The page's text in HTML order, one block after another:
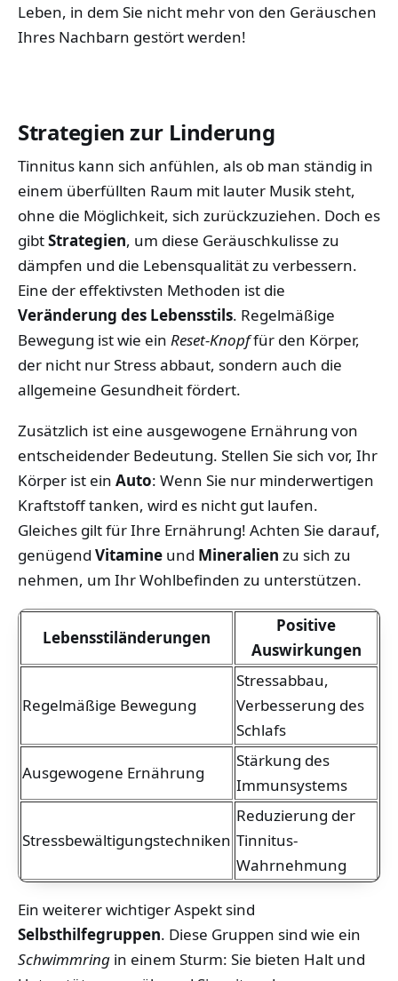
Leben, in dem Sie nicht mehr von den Geräuschen
Ihres Nachbarn gestört werden!
Strategien zur Linderung
Tinnitus kann sich anfühlen, als ob man ständig in
einem überfüllten Raum mit lauter Musik steht,
ohne die Möglichkeit, sich zurückzuziehen. Doch es
gibtStrategien, um diese Geräuschkulisse zu
dämpfen und die Lebensqualität zu verbessern.
Eine der effektivsten Methoden ist die
Veränderung des Lebensstils. Regelmäßige
Bewegung ist wie ein Reset-Knopffür den Körper,
der nicht nur Stress abbaut, sondern auch die
allgemeine Gesundheit fördert.
Zusätzlich ist eine ausgewogene Ernährung von
entscheidender Bedeutung. Stellen Sie sich vor, Ihr
Körper ist ein Auto: Wenn Sie nur minderwertigen
Kraftstoff tanken, wird es nicht gut laufen.
Gleiches gilt für Ihre Ernährung! Achten Sie darauf,
genügend Vitamine und Mineralien zu sich zu
nehmen, um Ihr Wohlbefinden zu unterstützen.
Lebensstiländerungen
Positive
Auswirkungen
Regelmäßige Bewegung
Stressabbau,
Verbesserung des
Schlafs
Ausgewogene Ernährung
Stärkung des
Immunsystems
Stressbewältigungstechniken
Reduzierung der
Tinnitus-
Wahrnehmung
Ein weiterer wichtiger Aspekt sind
Selbsthilfegruppen. Diese Gruppen sind wie ein
Schwimmring in einem Sturm: Sie bieten Halt und